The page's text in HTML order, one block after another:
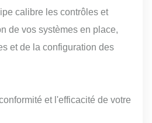
calibre les contrôles et
de vos systèmes en place,
et de la configuration des
et l'efficacité de votre